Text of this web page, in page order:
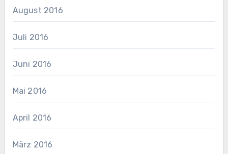
August 2016
Juli 2016
Juni 2016
Mai 2016
April 2016
März 2016